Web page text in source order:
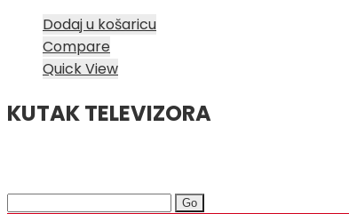
Dodaj u košaricu
Compare
Quick View
KUTAK TELEVIZORA
Search